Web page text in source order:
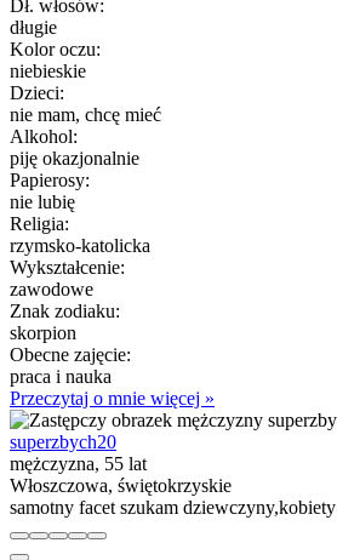
Dł. włosów:
długie
Kolor oczu:
niebieskie
Dzieci:
nie mam, chcę mieć
Alkohol:
piję okazjonalnie
Papierosy:
nie lubię
Religia:
rzymsko-katolicka
Wykształcenie:
zawodowe
Znak zodiaku:
skorpion
Obecne zajęcie:
praca i nauka
Przeczytaj o mnie więcej »
superzbych20
mężczyzna, 55 lat
Włoszczowa, świętokrzyskie
samotny facet szukam dziewczyny,kobiety